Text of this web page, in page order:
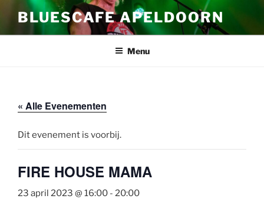
de
BLUESCAFE APELDOORN
Menu
« Alle Evenementen
Dit evenement is voorbij.
FIRE HOUSE MAMA
23 april 2023 @ 16:00 - 20:00